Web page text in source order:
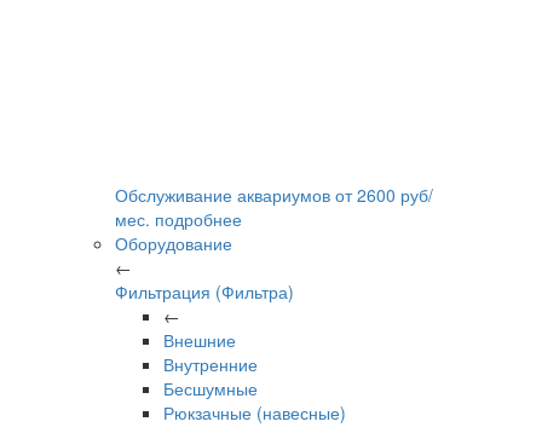
Обслуживание аквариумов от2600 руб/
мес. подробнее
Оборудование
←
Фильтрация (Фильтра)
←
Внешние
Внутренние
Бесшумные
Рюкзачные (навесные)